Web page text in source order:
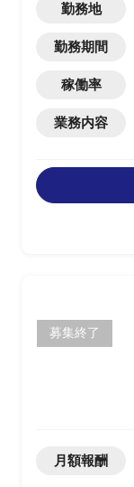
勤務地
勤務期間
稼働率
業務内容
募集終了
月額報酬